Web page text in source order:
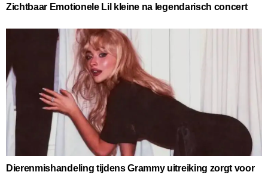
Zichtbaar Emotionele Lil kleine na legendarisch concert
Dierenmishandeling tijdens Grammy uitreiking zorgt voor